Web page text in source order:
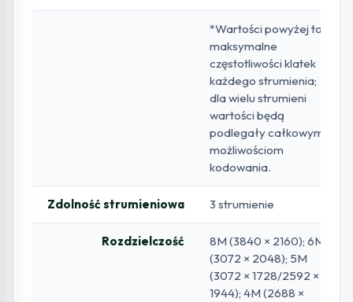
*Wartości powyżej to
maksymalne
częstotliwości klatek
każdego strumienia;
dla wielu strumieni
wartości będą
podlegały całkowym
możliwościom
kodowania.
Zdolność strumieniowa 3 strumienie
Rozdzielczość
8M (3840 × 2160); 6M
(3072 × 2048); 5M
(3072 × 1728/2592 ×
1944); 4M (2688 ×